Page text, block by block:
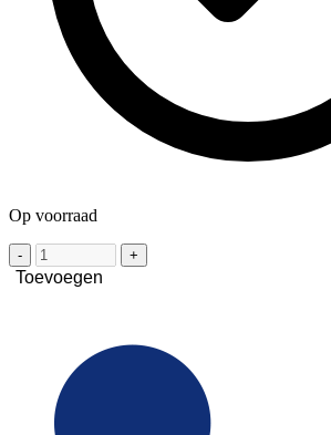
Op voorraad
- +
Toevoegen